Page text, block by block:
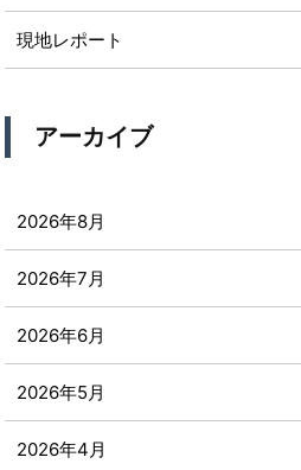
現地レポート
アーカイブ
2026年8月
2026年7月
2026年6月
2026年5月
2026年4月